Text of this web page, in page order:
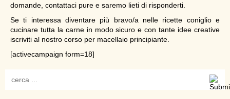
domande, contattaci pure e saremo lieti di risponderti.
Se ti interessa diventare più bravo/a nelle ricette coniglio e
cucinare tutta la carne in modo sicuro e con tante idee creative
iscriviti al nostro corso per macellaio principiante.
[activecampaign form=18]